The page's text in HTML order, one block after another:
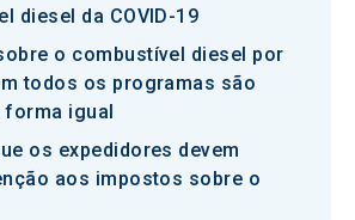
diesel da COVID-19
o combustível diesel por
todos os programas são
forma igual
os expedidores devem
aos impostos sobre o